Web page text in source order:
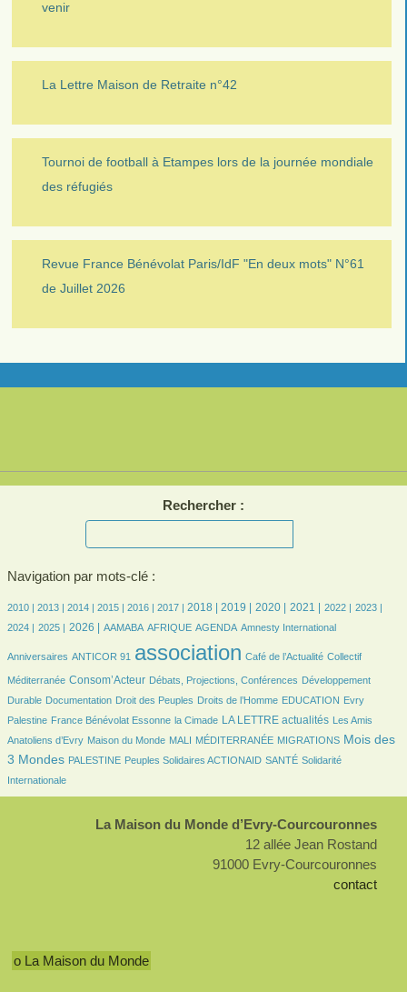
venir
La Lettre Maison de Retraite n°42
Tournoi de football à Etampes lors de la journée mondiale
des réfugiés
Revue France Bénévolat Paris/IdF "En deux mots" N°61
de Juillet 2026
Rechercher :
Navigation par mots-clé :
7/2367
2010 |
7/23672013 |
189/2367 2014 |
357/2367 2015 |
469/2367 2016 |
476/2367 2017 |
652/2367 2018 |
658/2367 2019 |
631/2367 2020 |
625/2367 2021 |
495/2367 2022 |
451/2367 2023 |
474/2367
2024 |
453/2367
2025 |
552/2367 2026 |
78/2367 AAMABA
163/2367 AFRIQUE
463/2367 AGENDA
7/2367 Amnesty International
28/2367
Anniversaires ANTICOR 91 association Café de l’Actualité Collectif
Méditerranée
690/2367 Consom’Acteur
140/2367 Débats, Projections, Conférences
147/2367
Développement
Durable
56/2367Documentation
28/2367 Droit des Peuples
151/2367 Droits de l’Homme
37/2367 EDUCATION
7/2367
Evry
Palestine
90/2367France Bénévolat Essonne
26/2367 la Cimade
789/2367 LA LETTRE actualités
28/2367
Les Amis
Anatoliens d’Evry
84/2367 Maison du Monde
21/2367 MALI
7/2367 MÉDITERRANÉE
130/2367 MIGRATIONS
1005/2367
Mois des
3 Mondes
91/2367 PALESTINE
98/2367 Peuples Solidaires ACTIONAID
96/2367 SANTÉ
226/2367
Solidarité
Internationale
La Maison du Monde d’Evry-Courcouronnes
12 allée Jean Rostand
91000 Evry-Courcouronnes
contact
o La Maison du Monde